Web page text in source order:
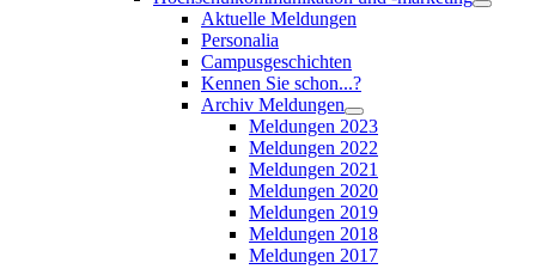
Aktuelle Meldungen
Personalia
Campusgeschichten
Kennen Sie schon...?
Archiv Meldungen
Meldungen 2023
Meldungen 2022
Meldungen 2021
Meldungen 2020
Meldungen 2019
Meldungen 2018
Meldungen 2017